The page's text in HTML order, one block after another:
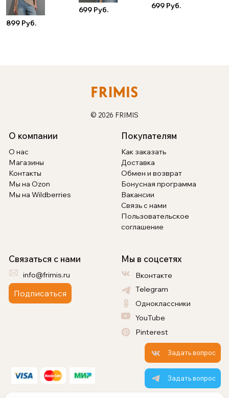
899 Руб.
699 Руб. 699 Руб.
© 2026 FRIMIS
О компании
О нас
Магазины
Контакты
Мы на Ozon
Мы на Wildberries
Покупателям
Как заказать
Доставка
Обмен и возврат
Бонусная программа
Вакансии
Связь с нами
Пользовательское
соглашение
Связаться с нами
info@frimis.ru
Подписаться
Мы в соцсетях
Вконтакте
Telegram
Одноклассники
YouTube
Pinterest
Задать вопрос
Задать вопрос